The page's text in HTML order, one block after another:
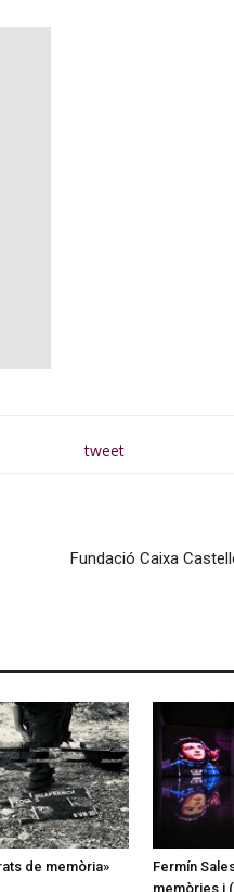
tweet
Fundació Caixa
de memòria»
Fermín
memòries i